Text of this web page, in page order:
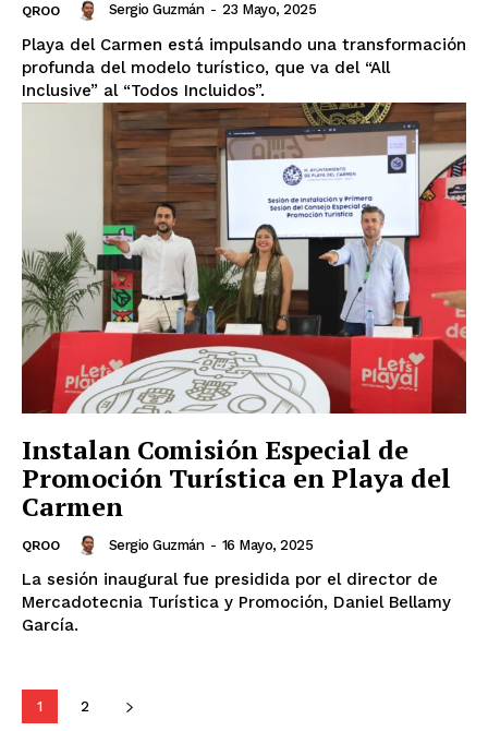
Luces
Del Siglo
SUSCRÍBETE AHORA
Empresa
Política de privacidad
Políticas del Sitio
Mi cuenta
QROO Sergio Guzmán - 23 Mayo, 2025
Playa del Carmen está impulsando una transformación
profunda del modelo turístico, que va del “All
Inclusive” al “Todos Incluidos”.
Instalan Comisión Especial de
Promoción Turística en Playa del
Carmen
QROO Sergio Guzmán - 16 Mayo, 2025
La sesión inaugural fue presidida por el director de
Mercadotecnia Turística y Promoción, Daniel Bellamy
García.
1 2